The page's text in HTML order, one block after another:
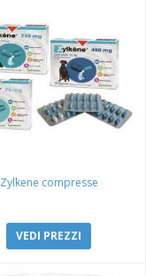
Zylkene compresse
VEDI PREZZI